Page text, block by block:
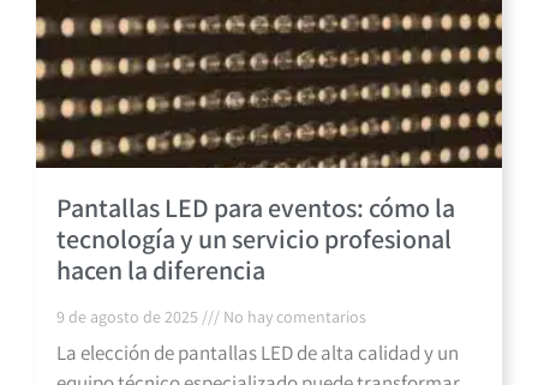
Pantallas LED para eventos: cómo la
tecnología y un servicio profesional
hacen la diferencia
9 de agosto de 2025 No hay comentarios
La elección de pantallas LED de alta calidad y un